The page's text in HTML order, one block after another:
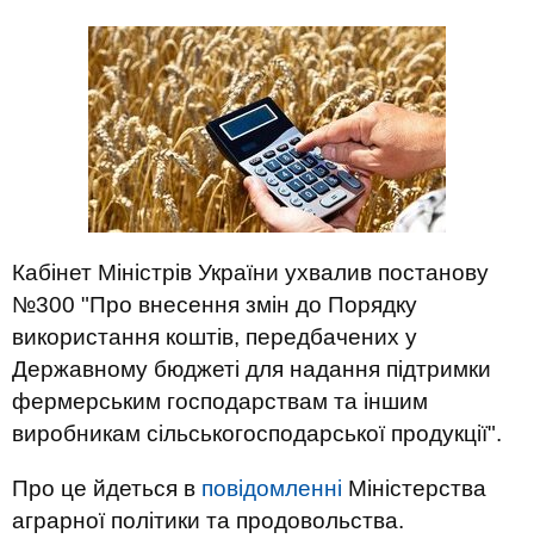
Кабінет Міністрів України ухвалив постанову
№300 "Про внесення змін до Порядку
використання коштів, передбачених у
Державному бюджеті для надання підтримки
фермерським господарствам та іншим
виробникам сільськогосподарської продукції".
Про це йдеться в повідомленні Міністерства
аграрної політики та продовольства.